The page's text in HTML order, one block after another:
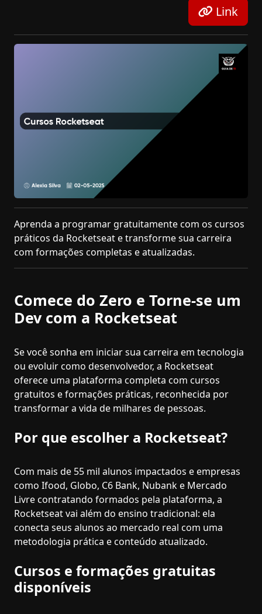
Link
Aprenda a programar gratuitamente com os cursos
práticos da Rocketseat e transforme sua carreira
com formações completas e atualizadas.
Comece do Zero e Torne-se um
Dev com a Rocketseat
Se você sonha em iniciar sua carreira em tecnologia
ou evoluir como desenvolvedor, a Rocketseat
oferece uma plataforma completa com cursos
gratuitos e formações práticas, reconhecida por
transformar a vida de milhares de pessoas.
Por que escolher a Rocketseat?
Com mais de 55 mil alunos impactados e empresas
como Ifood, Globo, C6 Bank, Nubank e Mercado
Livre contratando formados pela plataforma, a
Rocketseat vai além do ensino tradicional: ela
conecta seus alunos ao mercado real com uma
metodologia prática e conteúdo atualizado.
Cursos e formações gratuitas
disponíveis